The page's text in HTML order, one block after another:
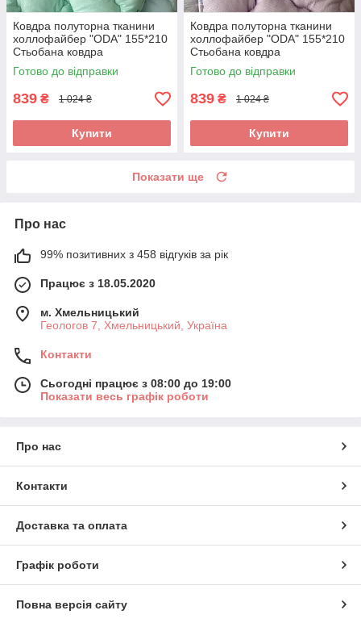
Ковдра полуторна тканини
холлофайбер "ODA" 155*210
Стьобана ковдра
Готово до відправки
839 ₴ 1 024 ₴
Купити
Ковдра полуторна тканини
холлофайбер "ODA" 155*210
Стьобана ковдра
Готово до відправки
839 ₴ 1 024 ₴
Купити
Показати ще
Про нас
99% позитивних з 458 відгуків за рік
Працює з 18.05.2020
м. Хмельницький
Геологов 7, Хмельницький, Україна
Контакти
Сьогодні працює з 08:00 до 19:00
Показати весь графік роботи
Про нас
Контакти
Доставка та оплата
Графік роботи
Повна версія сайту